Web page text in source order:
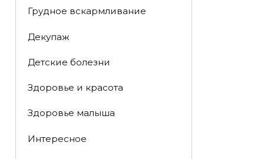
Грудное вскармливание
Декупаж
Детские болезни
Здоровье и красота
Здоровье малыша
Интересное